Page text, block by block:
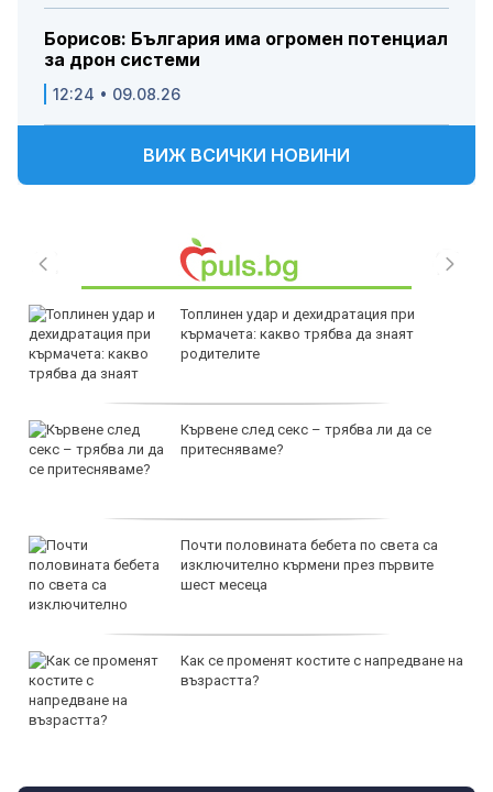
Борисов: България има огромен потенциал
за дрон системи
12:24 • 09.08.26
ВИЖ ВСИЧКИ НОВИНИ
Топлинен удар и дехидратация при
кърмачета: какво трябва да знаят
родителите
Кървене след секс – трябва ли да се
притесняваме?
Почти половината бебета по света са
изключително кърмени през първите
шест месеца
Как се променят костите с напредване на
възрастта?